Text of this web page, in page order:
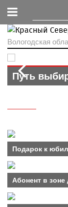
Вологодская
Путь
Хранить и
Договор
Подарок к
Абонент в зоне